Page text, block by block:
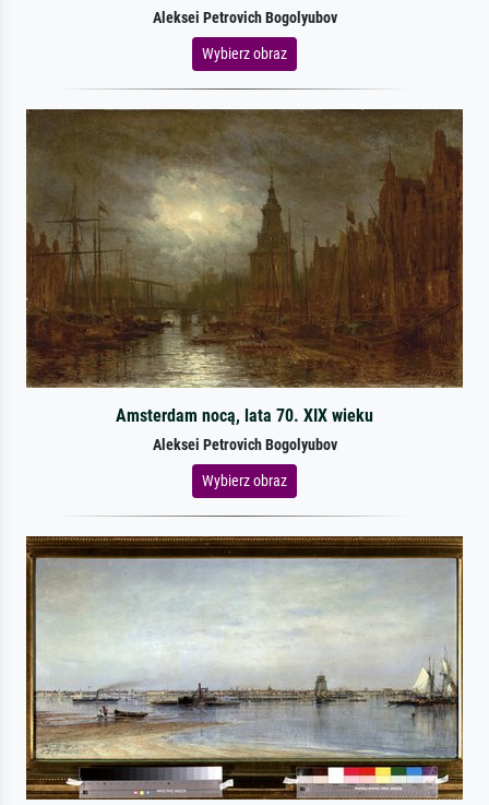
Aleksei Petrovich Bogolyubov
Wybierz obraz
Amsterdam nocą, lata 70. XIX wieku
Aleksei Petrovich Bogolyubov
Wybierz obraz